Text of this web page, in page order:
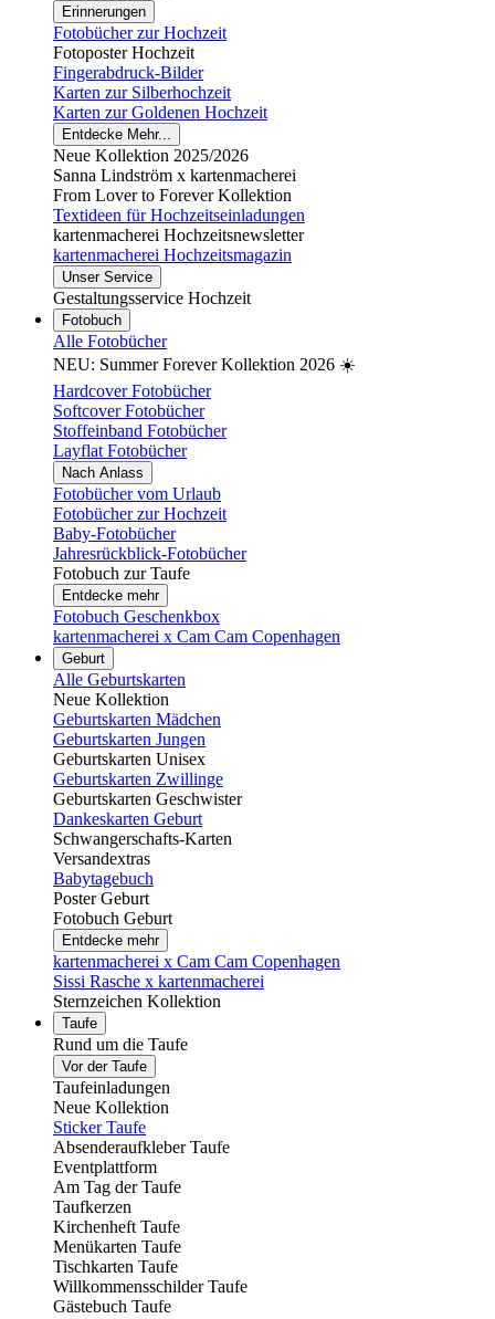
Erinnerungen
Fotobücher zur Hochzeit
Fotoposter Hochzeit
Fingerabdruck-Bilder
Karten zur Silberhochzeit
Karten zur Goldenen Hochzeit
Entdecke Mehr...
Neue Kollektion 2025/2026
Sanna Lindström x kartenmacherei
From Lover to Forever Kollektion
Textideen für Hochzeitseinladungen
kartenmacherei Hochzeitsnewsletter
kartenmacherei Hochzeitsmagazin
Unser Service
Gestaltungsservice Hochzeit
Fotobuch
Alle Fotobücher
NEU: Summer Forever Kollektion 2026 ☀️
Hardcover Fotobücher
Softcover Fotobücher
Stoffeinband Fotobücher
Layflat Fotobücher
Nach Anlass
Fotobücher vom Urlaub
Fotobücher zur Hochzeit
Baby-Fotobücher
Jahresrückblick-Fotobücher
Fotobuch zur Taufe
Entdecke mehr
Fotobuch Geschenkbox
kartenmacherei x Cam Cam Copenhagen
Geburt
Alle Geburtskarten
Neue Kollektion
Geburtskarten Mädchen
Geburtskarten Jungen
Geburtskarten Unisex
Geburtskarten Zwillinge
Geburtskarten Geschwister
Dankeskarten Geburt
Schwangerschafts-Karten
Versandextras
Babytagebuch
Poster Geburt
Fotobuch Geburt
Entdecke mehr
kartenmacherei x Cam Cam Copenhagen
Sissi Rasche x kartenmacherei
Sternzeichen Kollektion
Taufe
Rund um die Taufe
Vor der Taufe
Taufeinladungen
Neue Kollektion
Sticker Taufe
Absenderaufkleber Taufe
Eventplattform
Am Tag der Taufe
Taufkerzen
Kirchenheft Taufe
Menükarten Taufe
Tischkarten Taufe
Willkommensschilder Taufe
Gästebuch Taufe